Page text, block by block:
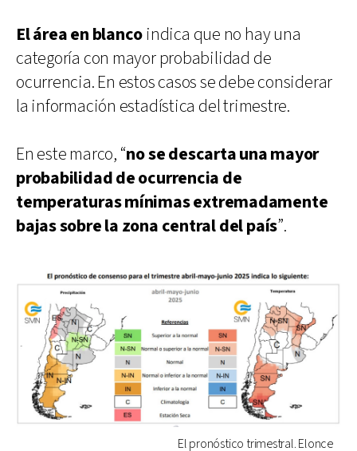
El área en blanco indica que no hay una
categoría con mayor probabilidad de
ocurrencia. En estos casos se debe considerar
la información estadística del trimestre.
En este marco, “no se descarta una mayor
probabilidad de ocurrencia de
temperaturas mínimas extremadamente
bajas sobre la zona central del país”.
El pronóstico trimestral. Elonce